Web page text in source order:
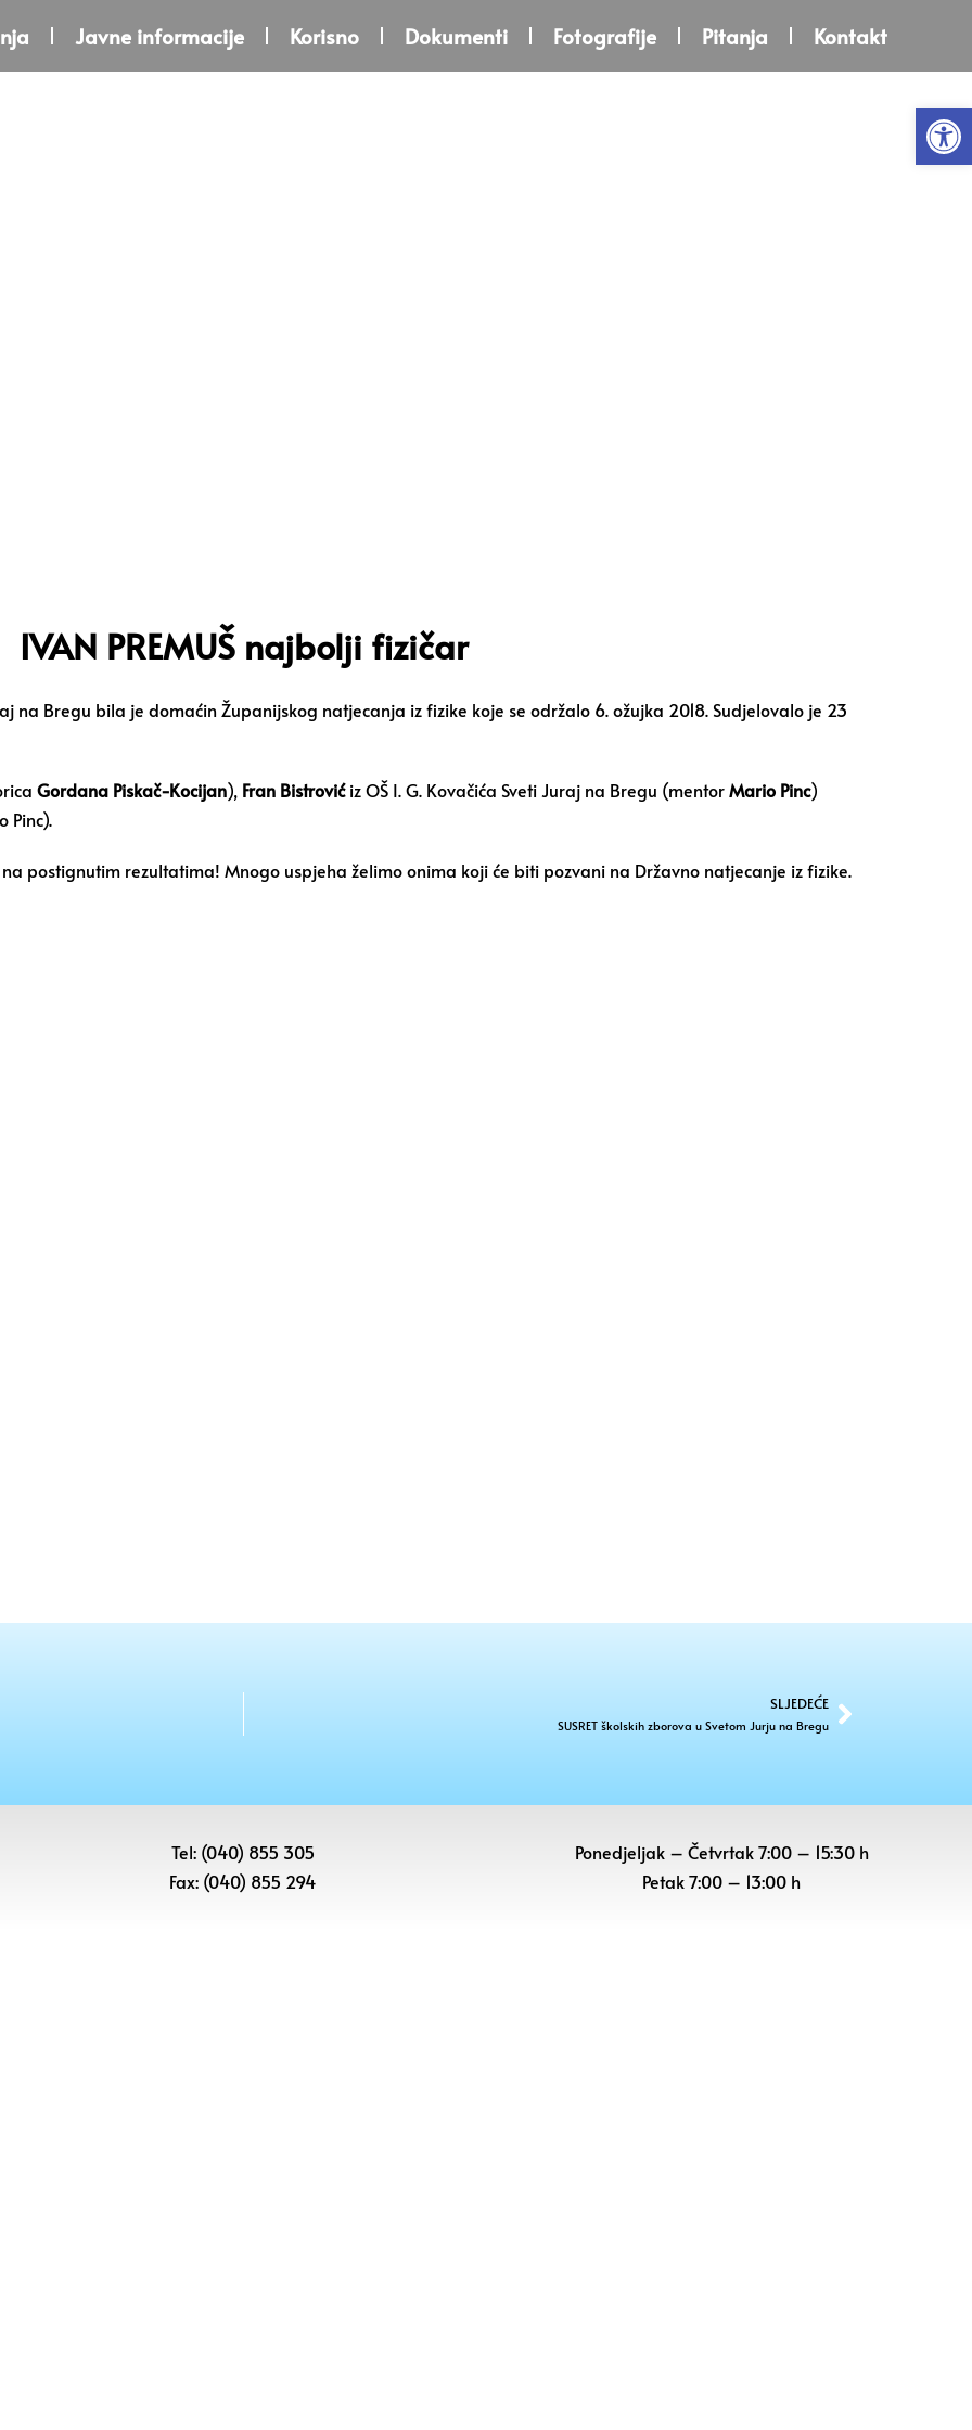
Javne informacije Korisno Dokumenti Fotografije Pitanja Kontakt
IVAN PREMUŠ najbolji fizičar
na Bregu bila je domaćin Županijskog natjecanja iz fizike koje se održalo 6. ožujka 2018. Sudjelovalo je 23
Gordana Piskač-Kocijan), Fran Bistrovićiz OŠ I. G. Kovačića Sveti Juraj na Bregu (mentorMario Pinc)
Pinc).
postignutim rezultatima! Mnogo uspjeha želimo onima koji će biti pozvani na Državno natjecanje iz fizike.
SLJEDEĆE
SUSRET školskih zborova u Svetom Jurju na Bregu
Tel: (040) 855 305
Fax: (040) 855 294
Ponedjeljak – Četvrtak 7:00 – 15:30 h
Petak7:00 – 13:00 h